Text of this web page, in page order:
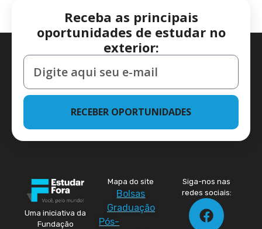
Receba as principais
oportunidades de estudar no
exterior:
RECEBER OPORTUNIDADES
Uma iniciativa da
Fundação
Mapa do site
Bolsas
Graduação
Pós-
Siga-nos nas
redes sociais: